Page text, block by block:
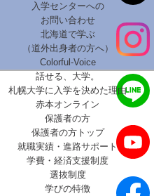
入学センターへの
お問い合わせ
北海道で学ぶ
（道外出身者の方へ）
Colorful-Voice
話せる、大学。
札幌大学に入学を決めた理由
赤本オンライン
保護者の方
保護者の方トップ
就職実績・進路サポート
学費・経済支援制度
選抜制度
学びの特徴